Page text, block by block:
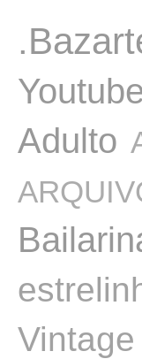
Adulto
Vintage